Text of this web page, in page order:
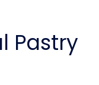
Pastry